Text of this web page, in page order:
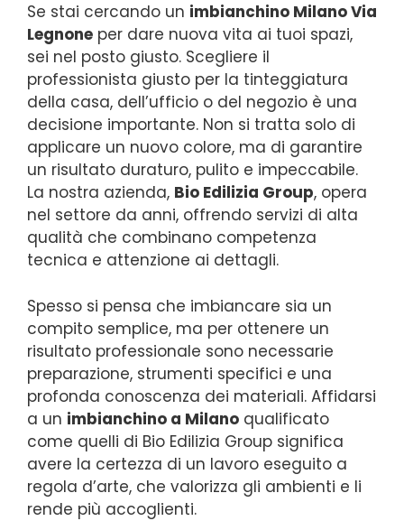
Se stai cercando un imbianchino Milano Via
Legnone per dare nuova vita ai tuoi spazi,
sei nel posto giusto. Scegliere il
professionista giusto per la tinteggiatura
della casa, dell’ufficio o del negozio è una
decisione importante. Non si tratta solo di
applicare un nuovo colore, ma di garantire
un risultato duraturo, pulito e impeccabile.
La nostra azienda, Bio Edilizia Group, opera
nel settore da anni, offrendo servizi di alta
qualità che combinano competenza
tecnica e attenzione ai dettagli.
Spesso si pensa che imbiancare sia un
compito semplice, ma per ottenere un
risultato professionale sono necessarie
preparazione, strumenti specifici e una
profonda conoscenza dei materiali. Affidarsi
a un imbianchino a Milano qualificato
come quelli di Bio Edilizia Group significa
avere la certezza di un lavoro eseguito a
regola d’arte, che valorizza gli ambienti e li
rende più accoglienti.